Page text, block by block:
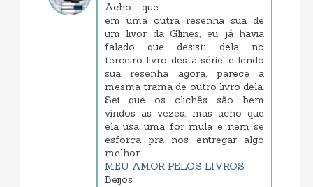
Acho que
em uma outra resenha sua de
um livor da Glines, eu já havia
falado que desisti dela no
terceiro livro desta série, e lendo
sua resenha agora, parece a
mesma trama de outro livro dela.
Sei que os clichês são bem
vindos as vezes, mas acho que
ela usa uma for mula e nem se
esforça pra nos entregar algo
melhor.
MEU AMOR PELOS LIVROS
Beijos